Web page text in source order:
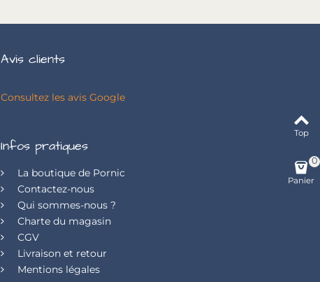
Avis clients
Consultez les avis Google
Infos pratiques
La boutique de Pornic
Contactez-nous
Qui sommes-nous ?
Charte du magasin
CGV
Livraison et retour
Mentions légales
Top
Panier
0